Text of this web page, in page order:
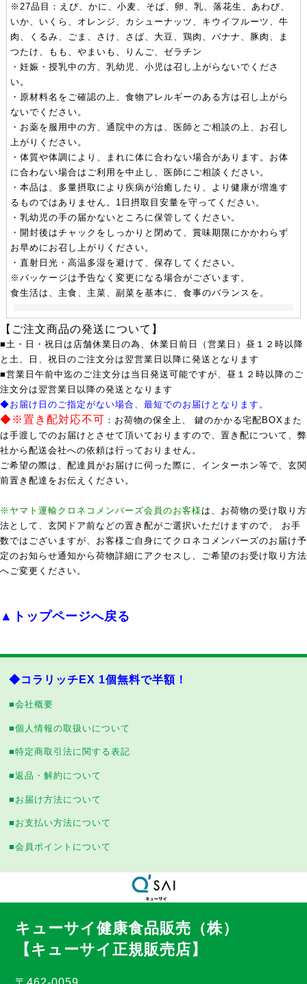
※27品目：えび、かに、小麦、そば、卵、乳、落花生、あわび、
いか、いくら、オレンジ、カシューナッツ、キウイフルーツ、牛
肉、くるみ、ごま、さけ、さば、大豆、鶏肉、バナナ、豚肉、ま
つたけ、もも、やまいも、りんご、ゼラチン
・妊娠・授乳中の方、乳幼児、小児は召し上がらないでくださ
い。
・原材料名をご確認の上、食物アレルギーのある方は召し上がら
ないでください。
・お薬を服用中の方、通院中の方は、医師とご相談の上、お召し
上がりください。
・体質や体調により、まれに体に合わない場合があります。お体
に合わない場合はご利用を中止し、医師にご相談ください。
・本品は、多量摂取により疾病が治癒したり、より健康が増進す
るものではありません。1日摂取目安量を守ってください。
・乳幼児の手の届かないところに保管してください。
・開封後はチャックをしっかりと閉めて、賞味期限にかかわらず
お早めにお召し上がりください。
・直射日光・高温多湿を避けて、保存してください。
※パッケージは予告なく変更になる場合がございます。
食生活は、主食、主菜、副菜を基本に、食事のバランスを。
【ご注文商品の発送について】
■土・日・祝日は店舗休業日の為、休業日前日（営業日）昼１２時以降
と土、日、祝日のご注文分は翌営業日以降に発送となります
■営業日午前中迄のご注文分は当日発送可能ですが、昼１２時以降のご
注文分は翌営業日以降の発送となります
◆お届け日のご指定がない場合、最短でのお届けとなります。
◆※置き配対応不可 ：お荷物の保全上、 鍵のかかる宅配BOXまた
は手渡しでのお届けとさせて頂いておりますので、置き配について、弊
社から配送会社への依頼は行っておりません。
ご希望の際は、配達員がお届けに伺った際に、インターホン等で、玄関
前置き配達をお伝えください。
※ヤマト運輸クロネコメンバーズ会員のお客様 は、お荷物の受け取り方
法として、玄関ドア前などの置き配がご選択いただけますので、 お手
数ではございますが、お客様ご自身にてクロネコメンバーズのお届け予
定のお知らせ通知から荷物詳細にアクセスし、ご希望のお受け取り方法
へご変更ください。
▲トップページへ戻る
◆コラリッチEX 1個無料で半額！
■会社概要
■個人情報の取扱いについて
■特定商取引法に関する表記
■返品・解約について
■お届け方法について
■お支払い方法について
■会員ポイントについて
キューサイ健康食品販売（株）
【キューサイ正規販売店】